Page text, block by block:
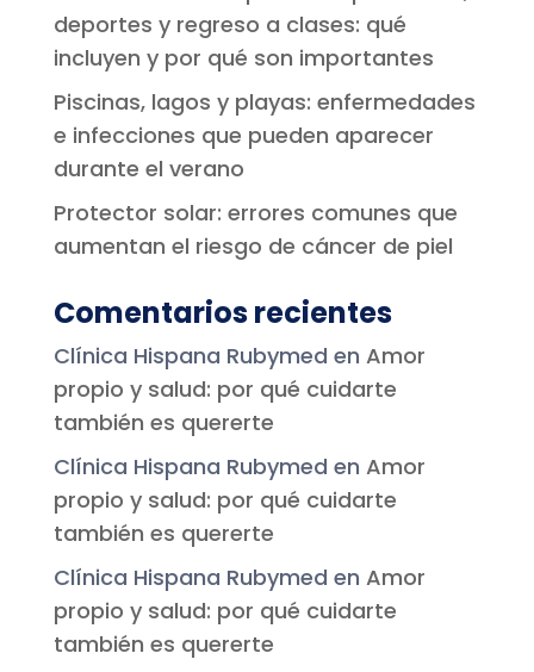
deportes y regreso a clases: qué
incluyen y por qué son importantes
Piscinas, lagos y playas: enfermedades
e infecciones que pueden aparecer
durante el verano
Protector solar: errores comunes que
aumentan el riesgo de cáncer de piel
Comentarios recientes
Clínica Hispana Rubymed en Amor
propio y salud: por qué cuidarte
también es quererte
Clínica Hispana Rubymed en Amor
propio y salud: por qué cuidarte
también es quererte
Clínica Hispana Rubymed en Amor
propio y salud: por qué cuidarte
también es quererte